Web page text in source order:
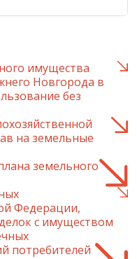
имущества
Новгорода в
без
на земельные
земельного
Федерации,
с имуществом
потребителей